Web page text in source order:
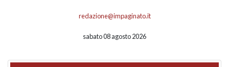
redazione@impaginato.it
sabato 08 agosto 2026